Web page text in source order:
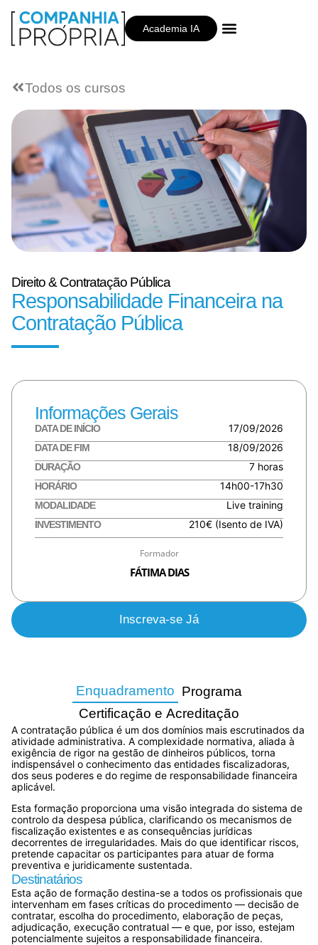
Academia IA
Todos os cursos
Direito & Contratação Pública
Responsabilidade Financeira na
Contratação Pública
Informações Gerais
DATA DE INÍCIO 17/09/2026
DATA DE FIM 18/09/2026
DURAÇÃO 7 horas
HORÁRIO 14h00-17h30
MODALIDADE Live training
INVESTIMENTO 210€ (Isento de IVA)
Formador
FÁTIMA DIAS
Inscreva-se Já
Enquadramento Programa
Certificação e Acreditação
A contratação pública é um dos domínios mais escrutinados da
atividade administrativa. A complexidade normativa, aliada à
exigência de rigor na gestão de dinheiros públicos, torna
indispensável o conhecimento das entidades fiscalizadoras,
dos seus poderes e do regime de responsabilidade financeira
aplicável.
Esta formação proporciona uma visão integrada do sistema de
controlo da despesa pública, clarificando os mecanismos de
fiscalização existentes e as consequências jurídicas
decorrentes de irregularidades. Mais do que identificar riscos,
pretende capacitar os participantes para atuar de forma
preventiva e juridicamente sustentada.
Destinatários
Esta ação de formação destina-se a todos os profissionais que
intervenham em fases críticas do procedimento — decisão de
contratar, escolha do procedimento, elaboração de peças,
adjudicação, execução contratual — e que, por isso, estejam
potencialmente sujeitos a responsabilidade financeira.